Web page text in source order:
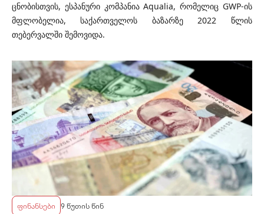
ცნობისთვის, ესპანური კომპანია Aqualia, რომელიც GWP-ის
მფლობელია, საქართველოს ბაზარზე 2022 წლის
თებერვალში შემოვიდა.
ფინანსები 9 წუთის წინ